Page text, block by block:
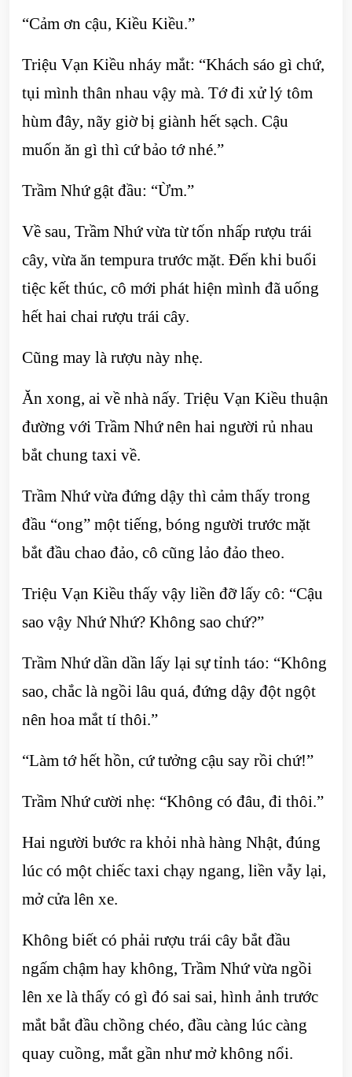
“Cảm ơn cậu, Kiều Kiều.”
Triệu Vạn Kiều nháy mắt: “Khách sáo gì chứ,
tụi mình thân nhau vậy mà. Tớ đi xử lý tôm
hùm đây, nãy giờ bị giành hết sạch. Cậu
muốn ăn gì thì cứ bảo tớ nhé.”
Trầm Nhứ gật đầu: “Ừm.”
Về sau, Trầm Nhứ vừa từ tốn nhấp rượu trái
cây, vừa ăn tempura trước mặt. Đến khi buổi
tiệc kết thúc, cô mới phát hiện mình đã uống
hết hai chai rượu trái cây.
Cũng may là rượu này nhẹ.
Ăn xong, ai về nhà nấy. Triệu Vạn Kiều thuận
đường với Trầm Nhứ nên hai người rủ nhau
bắt chung taxi về.
Trầm Nhứ vừa đứng dậy thì cảm thấy trong
đầu “ong” một tiếng, bóng người trước mặt
bắt đầu chao đảo, cô cũng lảo đảo theo.
Triệu Vạn Kiều thấy vậy liền đỡ lấy cô: “Cậu
sao vậy Nhứ Nhứ? Không sao chứ?”
Trầm Nhứ dần dần lấy lại sự tỉnh táo: “Không
sao, chắc là ngồi lâu quá, đứng dậy đột ngột
nên hoa mắt tí thôi.”
“Làm tớ hết hồn, cứ tưởng cậu say rồi chứ!”
Trầm Nhứ cười nhẹ: “Không có đâu, đi thôi.”
Hai người bước ra khỏi nhà hàng Nhật, đúng
lúc có một chiếc taxi chạy ngang, liền vẫy lại,
mở cửa lên xe.
Không biết có phải rượu trái cây bắt đầu
ngấm chậm hay không, Trầm Nhứ vừa ngồi
lên xe là thấy có gì đó sai sai, hình ảnh trước
mắt bắt đầu chồng chéo, đầu càng lúc càng
quay cuồng, mắt gần như mở không nổi.